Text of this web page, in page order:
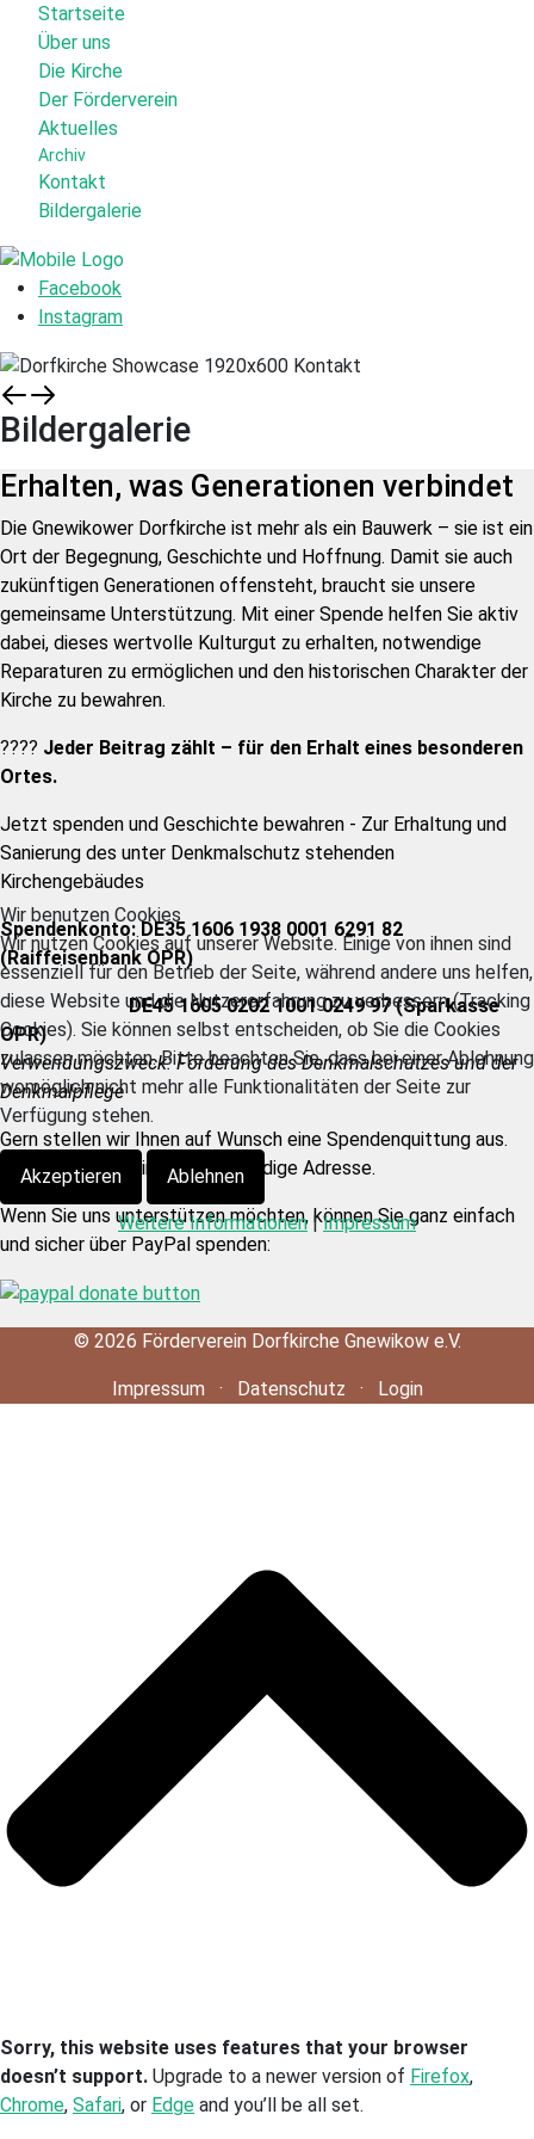
Startseite
Über uns
Die Kirche
Der Förderverein
Aktuelles
Archiv
Kontakt
Bildergalerie
Facebook
Instagram
Bildergalerie
Erhalten, was Generationen verbindet
Die Gnewikower Dorfkirche ist mehr als ein Bauwerk – sie ist ein
Ort der Begegnung, Geschichte und Hoffnung. Damit sie auch
zukünftigen Generationen offensteht, braucht sie unsere
gemeinsame Unterstützung. Mit einer Spende helfen Sie aktiv
dabei, dieses wertvolle Kulturgut zu erhalten, notwendige
Reparaturen zu ermöglichen und den historischen Charakter der
Kirche zu bewahren.
???? Jeder Beitrag zählt – für den Erhalt eines besonderen
Ortes.
Jetzt spenden und Geschichte bewahren - Zur Erhaltung und
Sanierung des unter Denkmalschutz stehenden
Kirchengebäudes
Spendenkonto: DE35 1606 1938 0001 6291 82
(Raiffeisenbank OPR)
DE45 1605 0202 1001 0249 97 (Sparkasse
OPR)
Verwendungszweck: Förderung des Denkmalschutzes und der
Denkmalpflege
Gern stellen wir Ihnen auf Wunsch eine Spendenquittung aus.
Dazu brauchen wir eine vollständige Adresse.
Wenn Sie uns unterstützen möchten, können Sie ganz einfach
und sicher über PayPal spenden:
© 2026 Förderverein Dorfkirche Gnewikow e.V.
Impressum · Datenschutz · Login
Sorry, this website uses features that your browser
doesn’t support. Upgrade to a newer version of Firefox,
Chrome, Safari, or Edge and you’ll be all set.
Wir benutzen Cookies
Wir nutzen Cookies auf unserer Website. Einige von ihnen sind
essenziell für den Betrieb der Seite, während andere uns helfen,
diese Website und die Nutzererfahrung zu verbessern (Tracking
Cookies). Sie können selbst entscheiden, ob Sie die Cookies
zulassen möchten. Bitte beachten Sie, dass bei einer Ablehnung
womöglich nicht mehr alle Funktionalitäten der Seite zur
Verfügung stehen.
Akzeptieren Ablehnen
Weitere Informationen|Impressum